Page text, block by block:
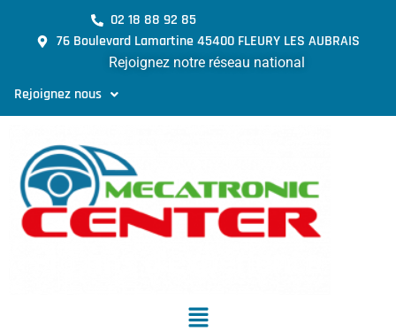
02 18 88 92 85
76 Boulevard Lamartine 45400 FLEURY LES AUBRAIS
Rejoignez notre réseau national
Rejoignez nous